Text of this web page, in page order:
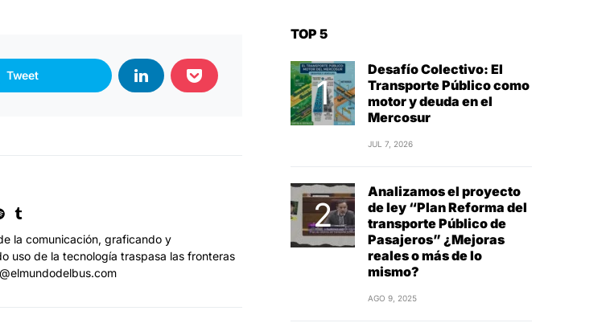
Tweet
la comunicación, graficando y
uso de la tecnología traspasa las fronteras
TOP 5
Desafío Colectivo: El
Transporte Público como
motor y deuda en el
Mercosur
JUL 7, 2026
Analizamos el proyecto
de ley “Plan Reforma del
transporte Público de
Pasajeros” ¿Mejoras
reales o más de lo
mismo?
AGO 9, 2025